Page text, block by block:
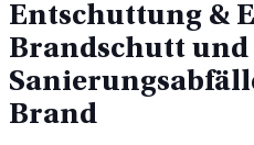
Entschuttung &
Brandschutt
Brand